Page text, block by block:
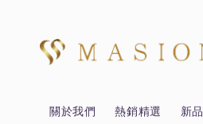
關於我們 熱銷精選 新